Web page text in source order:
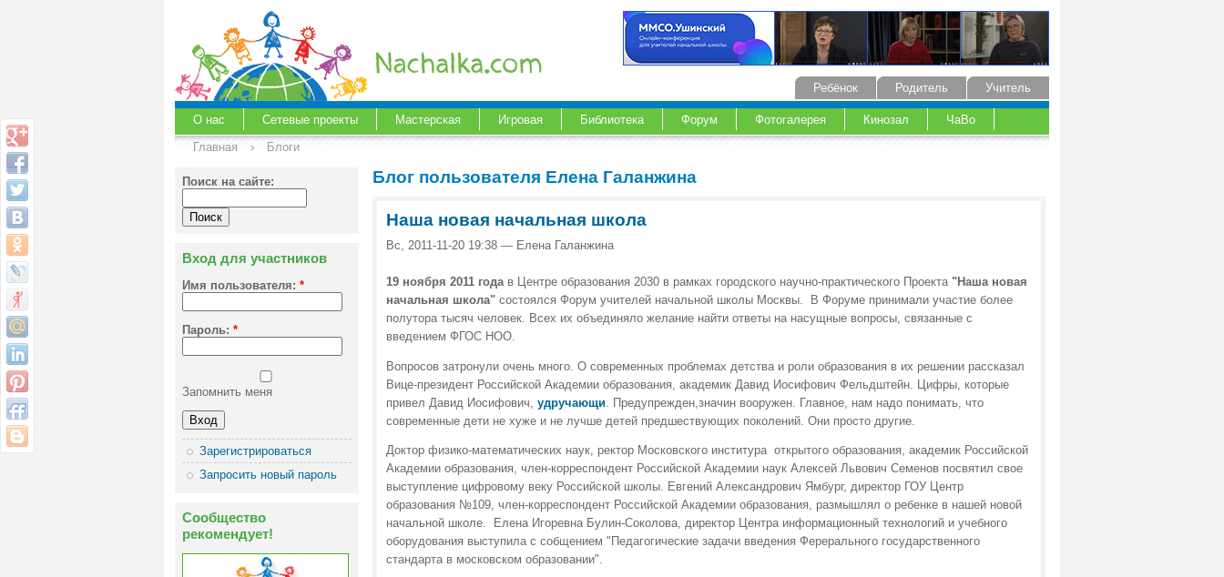
Учитель
Родитель
Ребёнок
О нас Сетевые проекты Мастерская Игровая Библиотека Форум Фотогалерея Кинозал
ЧаВо
Главная
› Блоги
Поиск на сайте:
Вход для участников
Имя пользователя: *
Пароль: *
Запомнить меня
Зарегистрироваться
Запросить новый пароль
Сообщество
рекомендует!
Блог пользователя Елена Галанжина
Наша новая начальная школа
Вс, 2011-11-20 19:38 — Елена Галанжина
19 ноября 2011 годав Центре образования 2030 в рамках городского научно-практического Проекта "Наша новая
начальная школа" состоялся Форум учителей начальной школы Москвы. В Форуме принимали участие более
полутора тысяч человек. Всех их объединяло желание найти ответы на насущные вопросы, связанные с
введением ФГОС НОО.
Вопросов затронули очень много. О современных проблемах детства и роли образования в их решении рассказал
Вице-президент Российской Академии образования, академик Давид Иосифович Фельдштейн. Цифры, которые
привел Давид Иосифович, удручающи. Предупрежден,значин вооружен. Главное, нам надо понимать, что
современные дети не хуже и не лучше детей предшествующих поколений. Они просто другие.
Доктор физико-математических наук, ректор Московского институра открытого образования, академик Российской
Академии образования, член-корреспондент Российской Академии наук Алексей Львович Семенов посвятил свое
выступление цифровому веку Российской школы. Евгений Александрович Ямбург, директор ГОУ Центр
образования №109, член-корреспондент Российской Академии образования, размышлял о ребенке в нашей новой
начальной школе. Елена Игоревна Булин-Соколова, директор Центра информационный технологий и учебного
оборудования выступила с собщением "Педагогические задачи введения Ферерального государственного
стандарта в московском образовании".